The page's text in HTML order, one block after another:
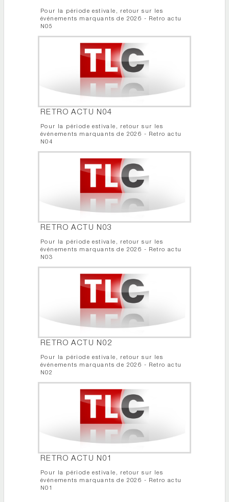
Pour la période estivale, retour sur les
événements marquants de 2026 - Retro actu
N05
RETRO ACTU N04
Pour la période estivale, retour sur les
événements marquants de 2026 - Retro actu
N04
RETRO ACTU N03
Pour la période estivale, retour sur les
événements marquants de 2026 - Retro actu
N03
RETRO ACTU N02
Pour la période estivale, retour sur les
événements marquants de 2026 - Retro actu
N02
RETRO ACTU N01
Pour la période estivale, retour sur les
événements marquants de 2026 - Retro actu
N01